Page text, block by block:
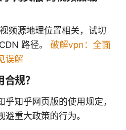
频源地理位置相关，试切
路径。 破解vpn：全面
误解
规？
知乎网页版的使用规定，
重大政策的行为。